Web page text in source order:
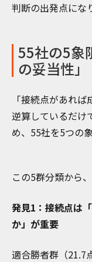
判断の出発点にな
55社の5象
の妥当性」
「接続点があれ
逆算しているだ
め、55社を5つの
この5群分類から
発見1：接続点は
か」が重要
適合勝者群（21.7